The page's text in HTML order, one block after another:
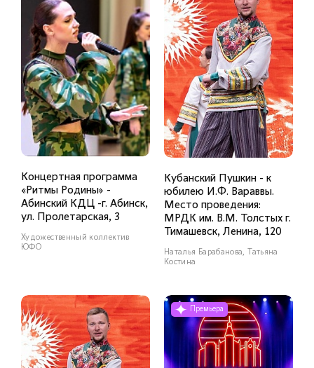
Концертная программа
«Ритмы Родины» -
Абинский КДЦ -г. Абинск,
ул. Пролетарская, 3
Художественный коллектив
ЮФО
Кубанский Пушкин - к
юбилею И.Ф. Вараввы.
Место проведения:
МРДК им. В.М. Толстых г.
Тимашевск, Ленина, 120
Наталья Барабанова, Татьяна
Костина
Премьера